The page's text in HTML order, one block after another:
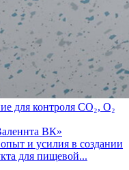
для контроля CO₂, O₂
ВК»
и усилия в создании
для пищевой...